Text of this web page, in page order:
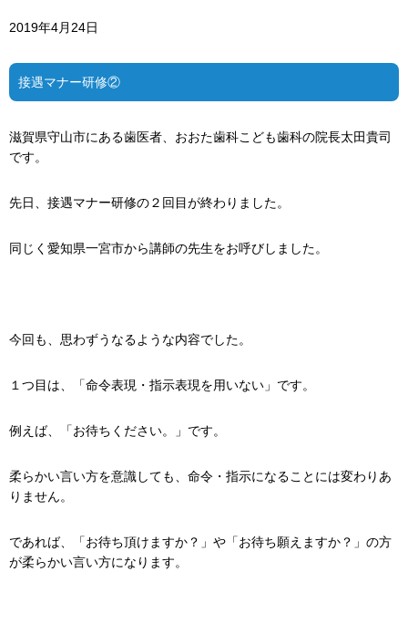
2019年4月24日
接遇マナー研修②
滋賀県守山市にある歯医者、おおた歯科こども歯科の院長太田貴司
です。
先日、接遇マナー研修の２回目が終わりました。
同じく愛知県一宮市から講師の先生をお呼びしました。
今回も、思わずうなるような内容でした。
１つ目は、「命令表現・指示表現を用いない」です。
例えば、「お待ちください。」です。
柔らかい言い方を意識しても、命令・指示になることには変わりあ
りません。
であれば、「お待ち頂けますか？」や「お待ち願えますか？」の方
が柔らかい言い方になります。